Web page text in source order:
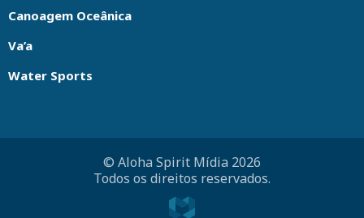
Canoagem Oceânica
Va’a
Water Sports
© Aloha Spirit Mídia 2026
Todos os direitos reservados.